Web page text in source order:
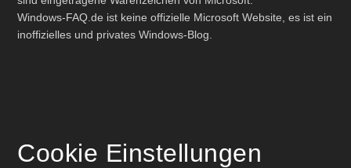
Windows-FAQ.de ist keine offizielle Microsoft Website, es ist ein
inoffizielles und privates Windows-Blog.
Cookie Einstellungen